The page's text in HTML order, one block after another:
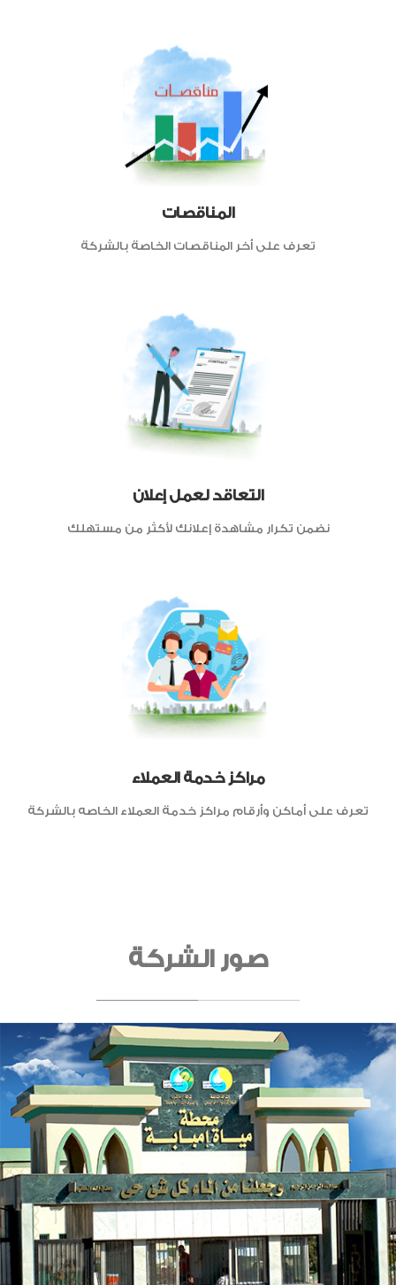
المناقصات
تعرف على أخر المناقصات الخاصة بالشركة
التعاقد لعمل إعلان
نضمن تكرار مشاهدة إعلانك لأكثر من مستهلك
مراكز خدمة العملاء
تعرف على أماكن وأرقام مراكز خدمة العملاء الخاصه بالشركة
صور الشركة